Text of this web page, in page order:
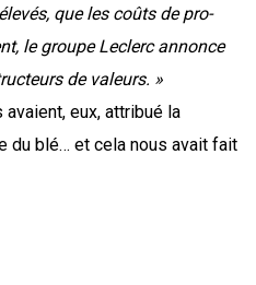
que les coûts de pro­
le groupe Leclerc annonce
de valeurs. »
eux, attri­bué la
du blé… et cela nous avait fait